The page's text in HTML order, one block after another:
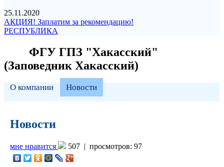
25.11.2020
АКЦИЯ! Заплатим за рекомендацию!
РЕСПУБЛИКА
ФГУ ГПЗ "Хакасский"
(Заповедник Хакасский)
О компании Новости
Новости
мне нравится 507 | просмотров: 97